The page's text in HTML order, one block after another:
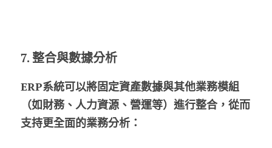
7. 整合與數據分析
ERP系統可以將固定資產數據與其他業務模組
（如財務、人力資源、營運等）進行整合，從而
支持更全面的業務分析：